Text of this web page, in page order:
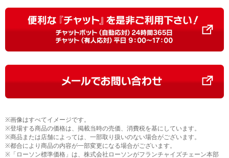
※画像はすべてイメージです。
※登場する商品の価格は、掲載当時の売価、消費税を基にしています。
※商品または店舗によっては、一部取り扱いのない場合がございます。
※都合により商品の内容が一部変更になる場合がございます。
※「ローソン標準価格」は、株式会社ローソンがフランチャイズチェーン本部